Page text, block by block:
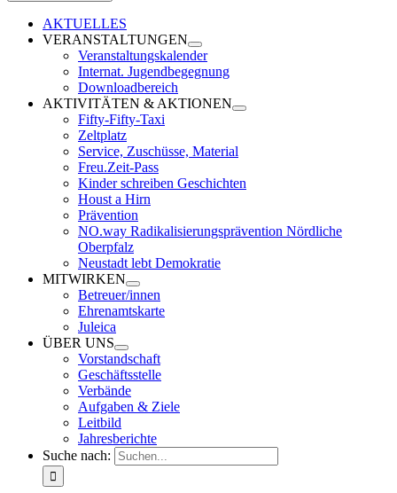
AKTUELLES
VERANSTALTUNGEN
Veranstaltungskalender
Internat. Jugendbegegnung
Downloadbereich
AKTIVITÄTEN & AKTIONEN
Fifty-Fifty-Taxi
Zeltplatz
Service, Zuschüsse, Material
Freu.Zeit-Pass
Kinder schreiben Geschichten
Houst a Hirn
Prävention
NO.way Radikalisierungsprävention Nördliche
Oberpfalz
Neustadt lebt Demokratie
MITWIRKEN
Betreuer/innen
Ehrenamtskarte
Juleica
ÜBER UNS
Vorstandschaft
Geschäftsstelle
Verbände
Aufgaben & Ziele
Leitbild
Jahresberichte
Suche nach: